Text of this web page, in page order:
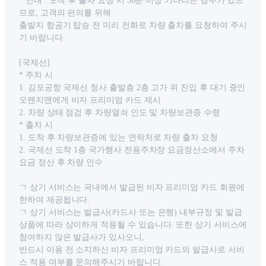
므로, 고객의 편의를 위해
출발지 항공기 탑승 전 미리 전화로 차량 출차를 요청하여 주시
기 바랍니다.
[국제선]
* 주차 시
1. 김포공항 국제선 청사 출발층 2층 고가 위 진입 후 대기 중인
오렌지맨에게 비자 프리미엄 카드 제시
2. 차량 상태 점검 후 차량열쇠 인도 및 차량보관증 수령
* 출차 시
1. 도착 후 차량보관증에 있는 연락처로 차량 출차 요청
2. 국제선 도착 1층 국가행사 전용주차장 요금정산소에서 주차
요금 정산 후 차량 인수
ㄱ 상기 서비스는 국내에서 발급된 비자 프리미엄 카드 회원에
한하여 제공됩니다.
ㄱ 상기 서비스는 발급사(카드사 또는 은행) 내부규정 및 발급
상품에 따라 상이하게 적용될 수 있습니다. 또한 상기 서비스에
참여하지 않은 발급사가 있사오니,
반드시 이용 전 소지하신 비자 프리미엄 카드의 발급사로 서비
스 적용 여부를 문의해주시기 바랍니다.